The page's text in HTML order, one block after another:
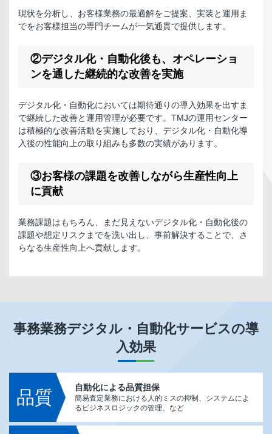
現状を分析し、お客様業務の最適解をご提案、実装と運用ま
でをお客様担当の専門チームが一気通貫で提供します。
②デジタル化・自動化後も、オペレーショ
ンを通した継続的な改善を実施
デジタル化・自動化においては期待通りの導入効果を出すま
で継続した改善と運用管理が必要です。TMJの運用センター
は積極的な改善活動を実施しており、デジタル化・自動化導
入後の性能向上の取り組みも多数の実績があります。
③お客様の課題を改善しながら生産性向上
に貢献
業務課題はもちろん、まだ見えないデジタル化・自動化後の
課題や想定リスクまでを洗い出し、事前解決することで、さ
らなる生産性向上へ貢献します。
事務業務デジタル・自動化サービスの導
入効果
品質 自動化による品質担保
簡易査定業務における人的ミスの抑制、システムによ
るビジネスロジックの管理、など